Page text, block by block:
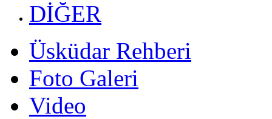
DİĞER
Üsküdar Rehberi
Foto Galeri
Video